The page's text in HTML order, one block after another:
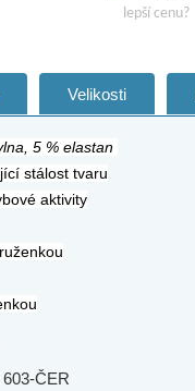
Velikosti
5 % elastan
stálost tvaru
aktivity
603-ČER